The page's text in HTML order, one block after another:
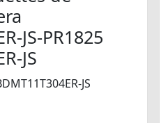
JS-PR1825
JS
JS